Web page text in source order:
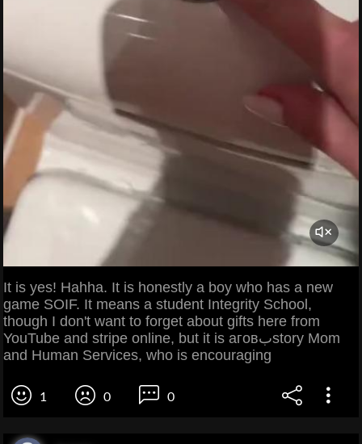
It is yes! Hahha. It is honestly a boy who has a new
game SOIF. It means a student Integrity School,
though I don't want to forget about gifts here from
YouTube and stripe online, but it is aговبstory Mom
and Human Services, who is encouraging
1 0 0